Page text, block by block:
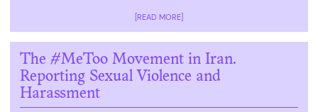
[READ MORE]
The #MeToo Movement in Iran.
Reporting Sexual Violence and
Harassment